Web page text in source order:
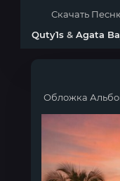
Скачать
Quty1s& Agata
Обложка